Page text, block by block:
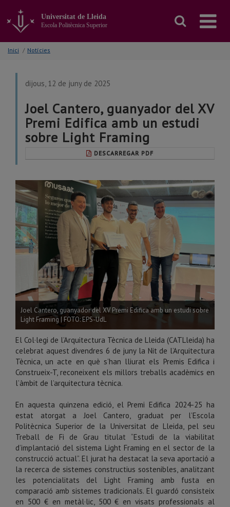
contingut
principal
Universitat de Lleida
Escola Politècnica Superior
Inici / Notícies
dijous, 12 de juny de 2025
Joel Cantero, guanyador del XV
Premi Edifica amb un estudi
sobre Light Framing
DESCARREGAR PDF
Joel Cantero, guanyador del XV Premi Edifica amb un estudi sobre
Light Framing | FOTO: EPS-UdL
El Col·legi de l’Arquitectura Tècnica de Lleida (CATLleida) ha
celebrat aquest divendres 6 de juny la Nit de l’Arquitectura
Tècnica, un acte en què s’han lliurat els Premis Edifica i
Construeix-T, reconeixent els millors treballs acadèmics en
l’àmbit de l’arquitectura tècnica.
En aquesta quinzena edició, el Premi Edifica 2024-25 ha
estat atorgat a Joel Cantero, graduat per l’Escola
Politècnica Superior de la Universitat de Lleida, pel seu
Treball de Fi de Grau titulat “Estudi de la viabilitat
d’implantació del sistema Light Framing en el sector de la
construcció actual”. El jurat ha destacat la seva aportació a
la recerca de sistemes constructius sostenibles, analitzant
les potencialitats del Light Framing amb fusta en
comparació amb sistemes tradicionals. El guardó consisteix
en 500 € en metàl·lic, 500 € en visats professionals al